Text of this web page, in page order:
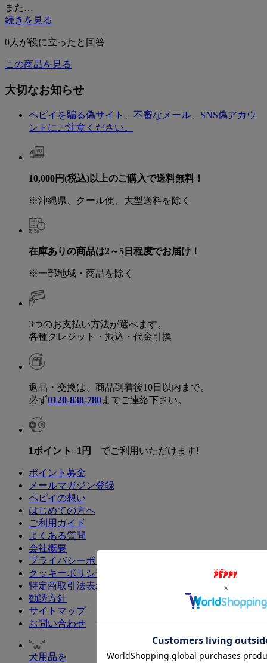
また…
続きを見る
0人が役に立ったと回答
この商品を見る
大切なお知らせ
ペピイを騙る偽サイト、不審なメール、SNS偽アカウ
ントにご注意ください。
10,000円(税込)以上のご購入で送料無料！
※沖縄県、クール便、大型送料を除く
在庫ありの商品は2～5日程度でお届け！
※一部地域・商品を除く
3つのお支払い方法が選べます。
各種クレジット・振込・代金引換
返品・交換は、商品到着後10日以内まで。
必ず0120-838-780までご連絡下さい。
1ポイント=1円 でご利用いただけます!
ポイント募金
メールマガジン登録
ペピイの想い
はじめての方へ
ご利用ガイド
よくある質問
会社概要
プライバシーポリシー
クッキーポリシー
特定商取引法表示
勧誘方針
サイトマップ
お問い合わせ
犬用品を